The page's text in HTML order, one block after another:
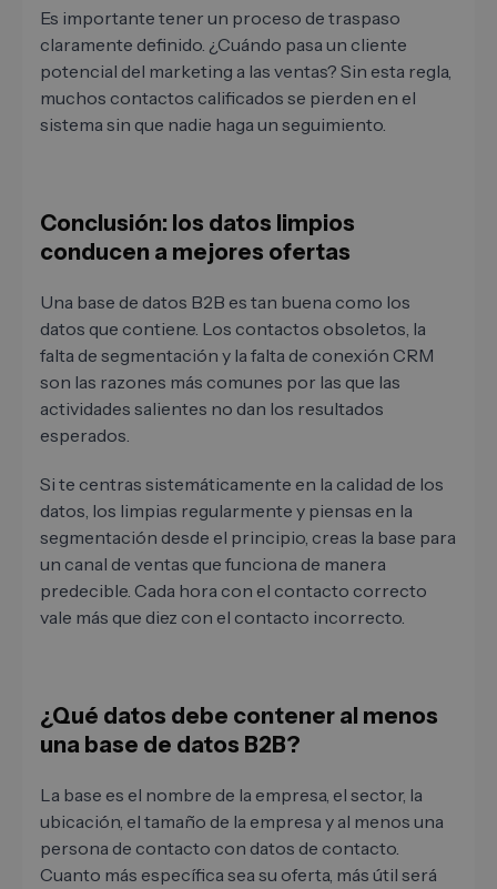
Es importante tener un proceso de traspaso
claramente definido. ¿Cuándo pasa un cliente
potencial del marketing a las ventas? Sin esta regla,
muchos contactos calificados se pierden en el
sistema sin que nadie haga un seguimiento.
Conclusión: los datos limpios
conducen a mejores ofertas
Una base de datos B2B es tan buena como los
datos que contiene. Los contactos obsoletos, la
falta de segmentación y la falta de conexión CRM
son las razones más comunes por las que las
actividades salientes no dan los resultados
esperados.
Si te centras sistemáticamente en la calidad de los
datos, los limpias regularmente y piensas en la
segmentación desde el principio, creas la base para
un canal de ventas que funciona de manera
predecible. Cada hora con el contacto correcto
vale más que diez con el contacto incorrecto.
¿Qué datos debe contener al menos
una base de datos B2B?
La base es el nombre de la empresa, el sector, la
ubicación, el tamaño de la empresa y al menos una
persona de contacto con datos de contacto.
Cuanto más específica sea su oferta, más útil será